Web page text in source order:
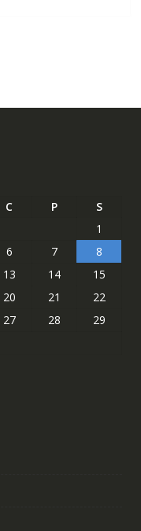
C P
S
1
6 7
8
13 14
15
20 21
22
27 28
29